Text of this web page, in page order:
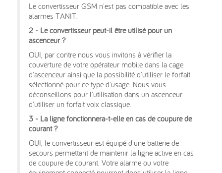
Le convertisseur GSM n'est pas compatible avec les
alarmes TANIT.
2 - Le convertisseur peut-il être utilisé pour un
ascenceur ?
OUI, par contre nous vous invitons à vérifier la
couverture de votre opérateur mobile dans la cage
d'ascenceur ainsi que la possibilité d'utiliser le forfait
sélectionné pour ce type d'usage. Nous vous
déconseillons pour l'utilisation dans un ascenceur
d'utiliser un forfait voix classique.
3 - La ligne fonctionnera-t-elle en cas de coupure de
courant ?
OUI, le convertisseur est équipé d'une batterie de
secours permettant de maintenir la ligne active en cas
de coupure de courant. Votre alarme ou votre